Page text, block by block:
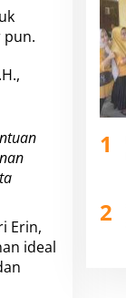
pun.
Erin,
ideal
1
2